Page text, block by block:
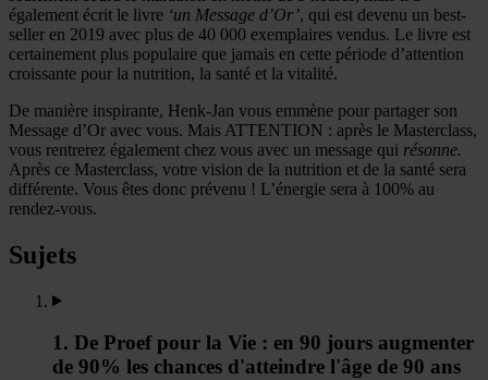
également écrit le livre ‘un Message d’Or’, qui est devenu un best-
seller en 2019 avec plus de 40 000 exemplaires vendus. Le livre est
certainement plus populaire que jamais en cette période d’attention
croissante pour la nutrition, la santé et la vitalité.
De manière inspirante, Henk-Jan vous emmène pour partager son
Message d’Or avec vous. Mais ATTENTION : après le Masterclass,
vous rentrerez également chez vous avec un message qui résonne.
Après ce Masterclass, votre vision de la nutrition et de la santé sera
différente. Vous êtes donc prévenu ! L’énergie sera à 100% au
rendez-vous.
Sujets
1. De Proef pour la Vie : en 90 jours augmenter
de 90% les chances d'atteindre l'âge de 90 ans